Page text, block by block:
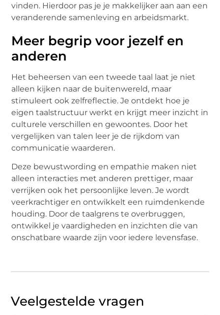
vinden. Hierdoor pas je je makkelijker aan aan een
veranderende samenleving en arbeidsmarkt.
Meer begrip voor jezelf en
anderen
Het beheersen van een tweede taal laat je niet
alleen kijken naar de buitenwereld, maar
stimuleert ook zelfreflectie. Je ontdekt hoe je
eigen taalstructuur werkt en krijgt meer inzicht in
culturele verschillen en gewoontes. Door het
vergelijken van talen leer je de rijkdom van
communicatie waarderen.
Deze bewustwording en empathie maken niet
alleen interacties met anderen prettiger, maar
verrijken ook het persoonlijke leven. Je wordt
veerkrachtiger en ontwikkelt een ruimdenkende
houding. Door de taalgrens te overbruggen,
ontwikkel je vaardigheden en inzichten die van
onschatbare waarde zijn voor iedere levensfase.
Veelgestelde vragen